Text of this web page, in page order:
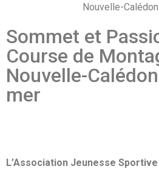
Nouvelle-
Sommet et
Course de
Nouvelle-
mer
L’Association Jeunesse